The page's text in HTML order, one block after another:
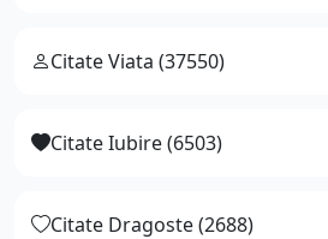
Citate Viata (37550)
Citate Iubire (6503)
Citate Dragoste (2688)